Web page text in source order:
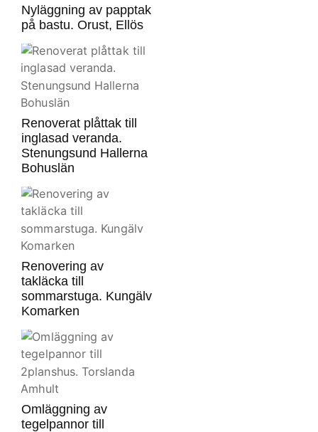
Nyläggning av papptak
på bastu. Orust, Ellös
Renoverat plåttak till
inglasad veranda.
Stenungsund Hallerna
Bohuslän
Renovering av
takläcka till
sommarstuga. Kungälv
Komarken
Omläggning av
tegelpannor till